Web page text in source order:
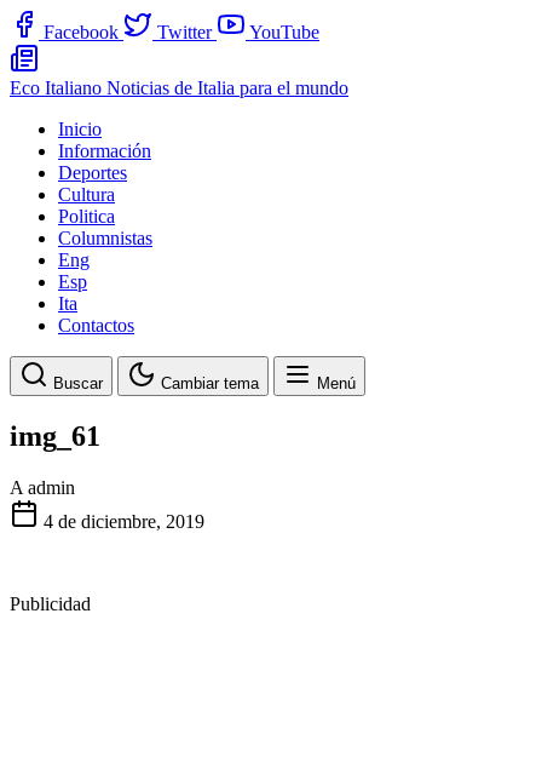
Facebook Twitter YouTube
Eco Italiano Noticias de Italia para el mundo
Inicio
Información
Deportes
Cultura
Politica
Columnistas
Eng
Esp
Ita
Contactos
Buscar Cambiar tema Menú
img_61
A admin
4 de diciembre, 2019
Publicidad